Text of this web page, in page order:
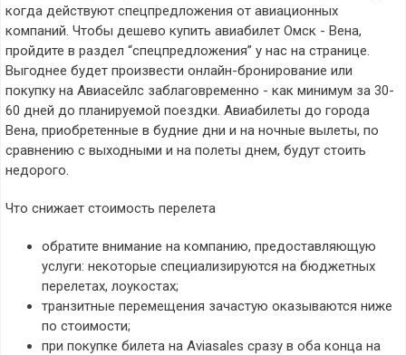
когда действуют спецпредложения от авиационных
компаний. Чтобы дешево купить авиабилет Омск - Вена,
пройдите в раздел “спецпредложения” у нас на странице.
Выгоднее будет произвести онлайн-бронирование или
покупку на Авиасейлс заблаговременно - как минимум за 30-
60 дней до планируемой поездки. Авиабилеты до города
Вена, приобретенные в будние дни и на ночные вылеты, по
сравнению с выходными и на полеты днем, будут стоить
недорого.
Что снижает стоимость перелета
обратите внимание на компанию, предоставляющую
услуги: некоторые специализируются на бюджетных
перелетах, лоукостах;
транзитные перемещения зачастую оказываются ниже
по стоимости;
при покупке билета на Aviasales сразу в оба конца на